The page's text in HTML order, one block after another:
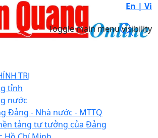
En | Vi
Toggle main menu visibility
TRỊ
tỉnh
nước
Đảng - Nhà nước - MTTQ
tảng tư tưởng của Đảng